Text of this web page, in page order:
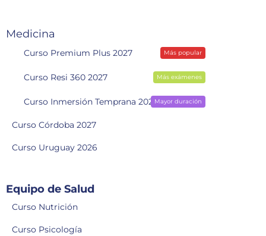
Medicina
Curso Premium Plus 2027 Más popular
Curso Resi 360 2027 Más exámenes
Curso Inmersión Temprana 2028Mayor duración
Curso Córdoba 2027
Curso Uruguay 2026
Equipo de Salud
Curso Nutrición
Curso Psicología